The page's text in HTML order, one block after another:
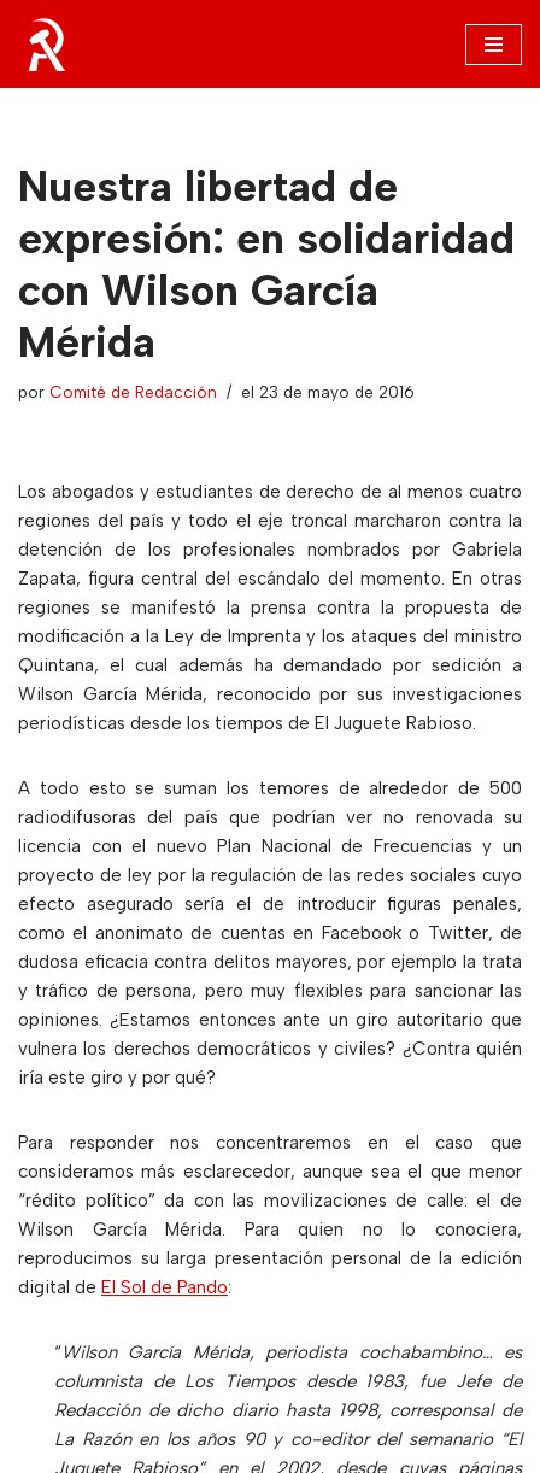
Saltar
al
Nuestra libertad de
expresión: en solidaridad
con Wilson García
Mérida
por Comité de Redacción el 23 de mayo de 2016
Los abogados y estudiantes de derecho de al menos cuatro
regiones del país y todo el eje troncal marcharon contra la
detención de los profesionales nombrados por Gabriela
Zapata, figura central del escándalo del momento. En otras
regiones se manifestó la prensa contra la propuesta de
modificación a la Ley de Imprenta y los ataques del ministro
Quintana, el cual además ha demandado por sedición a
Wilson García Mérida, reconocido por sus investigaciones
periodísticas desde los tiempos de El Juguete Rabioso.
A todo esto se suman los temores de alrededor de 500
radiodifusoras del país que podrían ver no renovada su
licencia con el nuevo Plan Nacional de Frecuencias y un
proyecto de ley por la regulación de las redes sociales cuyo
efecto asegurado sería el de introducir figuras penales,
como el anonimato de cuentas en Facebook o Twitter, de
dudosa eficacia contra delitos mayores, por ejemplo la trata
y tráfico de persona, pero muy flexibles para sancionar las
opiniones. ¿Estamos entonces ante un giro autoritario que
vulnera los derechos democráticos y civiles? ¿Contra quién
iría este giro y por qué?
Para responder nos concentraremos en el caso que
consideramos más esclarecedor, aunque sea el que menor
“rédito político” da con las movilizaciones de calle: el de
Wilson García Mérida. Para quien no lo conociera,
reproducimos su larga presentación personal de la edición
digital de El Sol de Pando:
“Wilson García Mérida, periodista cochabambino… es
columnista de Los Tiempos desde 1983, fue Jefe de
Redacción de dicho diario hasta 1998, corresponsal de
La Razón en los años 90 y co-editor del semanario “El
Juguete Rabioso” en el 2002, desde cuyas páginas